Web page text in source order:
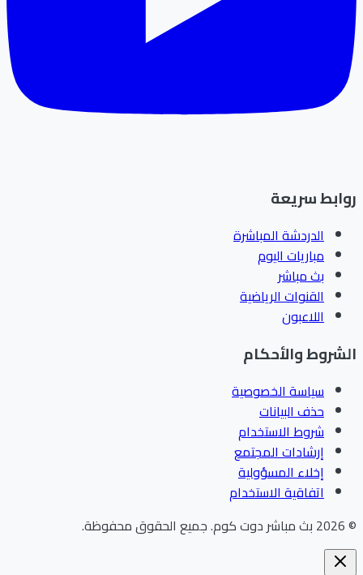
سريعة
الدردشة المباشرة
مباريات اليوم
بث مباشر
القنوات الرياضية
اللاعبون
والأحكام
سياسة الخصوصية
حذف البيانات
شروط الاستخدام
إرشادات المجتمع
إخلاء المسؤولية
اتفاقية الاستخدام
بث مباشر دوت كوم.جميع الحقوق محفوظة.